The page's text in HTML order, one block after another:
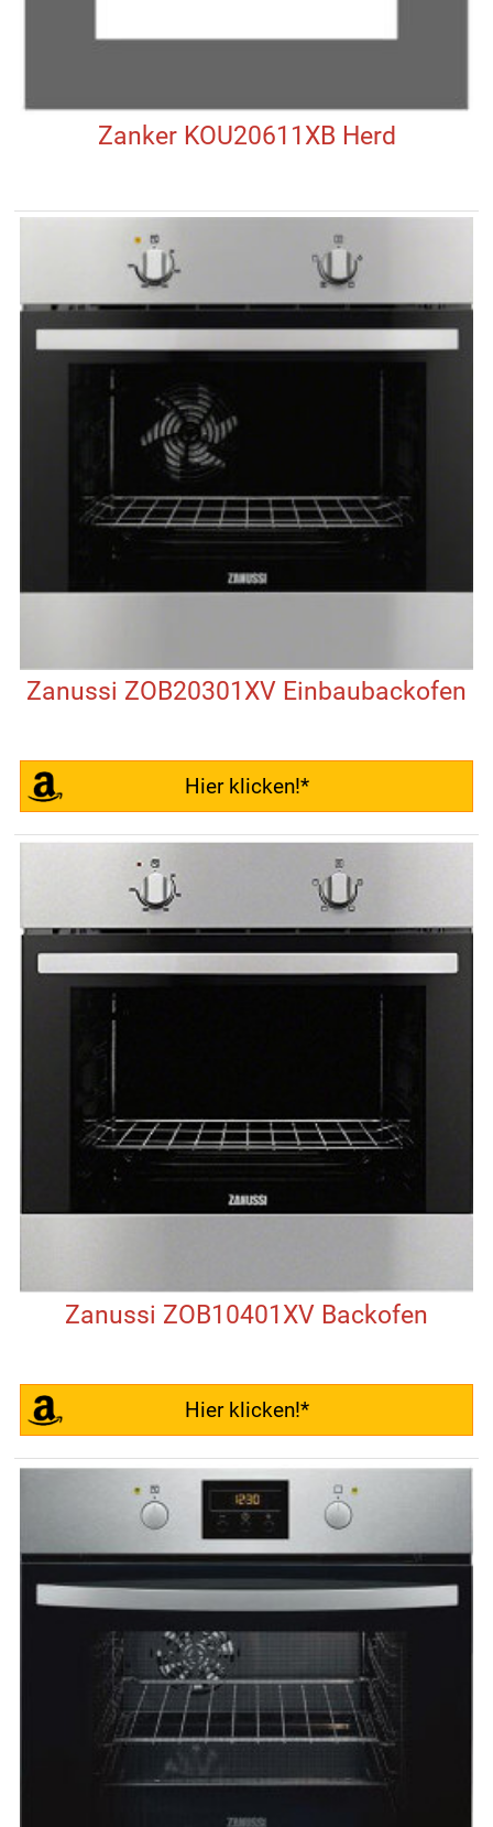
Zanker KOU20611XB Herd
Zanussi ZOB20301XV Einbaubackofen
Hier klicken!*
Zanussi ZOB10401XV Backofen
Hier klicken!*